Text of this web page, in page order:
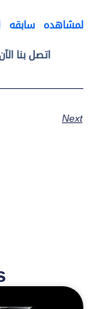
لمشاهده سابقه
اتصل بنا الآن لبدء
Next